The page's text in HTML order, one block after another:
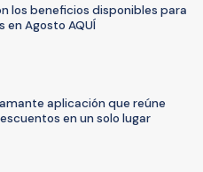
los beneficios disponibles para
en Agosto AQUÍ
aplicación que reúne
en un solo lugar